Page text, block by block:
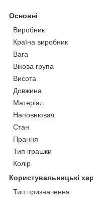
Основні
Виробник
Країна виробник
Вага
Вікова група
Висота
Довжина
Матеріал
Наповнювач
Стан
Прання
Тип іграшки
Колір
Користувальницькі
Тип призначення